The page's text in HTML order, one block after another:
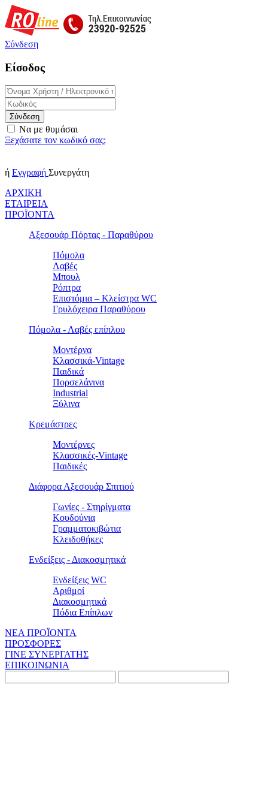
Σύνδεση
Είσοδος
Σύνδεση
Να με θυμάσαι
Ξεχάσατε τον κωδικό σας;
ή Εγγραφή Συνεργάτη
ΑΡΧΙΚΗ
ΕΤΑΙΡΕΙΑ
ΠΡΟΪΟΝΤΑ
Αξεσουάρ Πόρτας - Παραθύρου
Πόμολα
Λαβές
Μπουλ
Ρόπτρα
Επιστόμια – Κλείστρα WC
Γρυλόχειρα Παραθύρου
Πόμολα - Λαβές επίπλου
Μοντέρνα
Κλασσικά-Vintage
Παιδικά
Πορσελάνινα
Industrial
Ξύλινα
Κρεμάστρες
Μοντέρνες
Κλασσικές-Vintage
Παιδικές
Διάφορα Αξεσουάρ Σπιτιού
Γωνίες - Στηρίγματα
Κουδούνια
Γραμματοκιβώτια
Κλειδοθήκες
Ενδείξεις - Διακοσμητικά
Ενδείξεις WC
Αριθμοί
Διακοσμητικά
Πόδια Επίπλων
ΝΕΑ ΠΡΟΪΟΝΤΑ
ΠΡΟΣΦΟΡΕΣ
ΓΙΝΕ ΣΥΝΕΡΓΑΤΗΣ
ΕΠΙΚΟΙΝΩΝΙΑ